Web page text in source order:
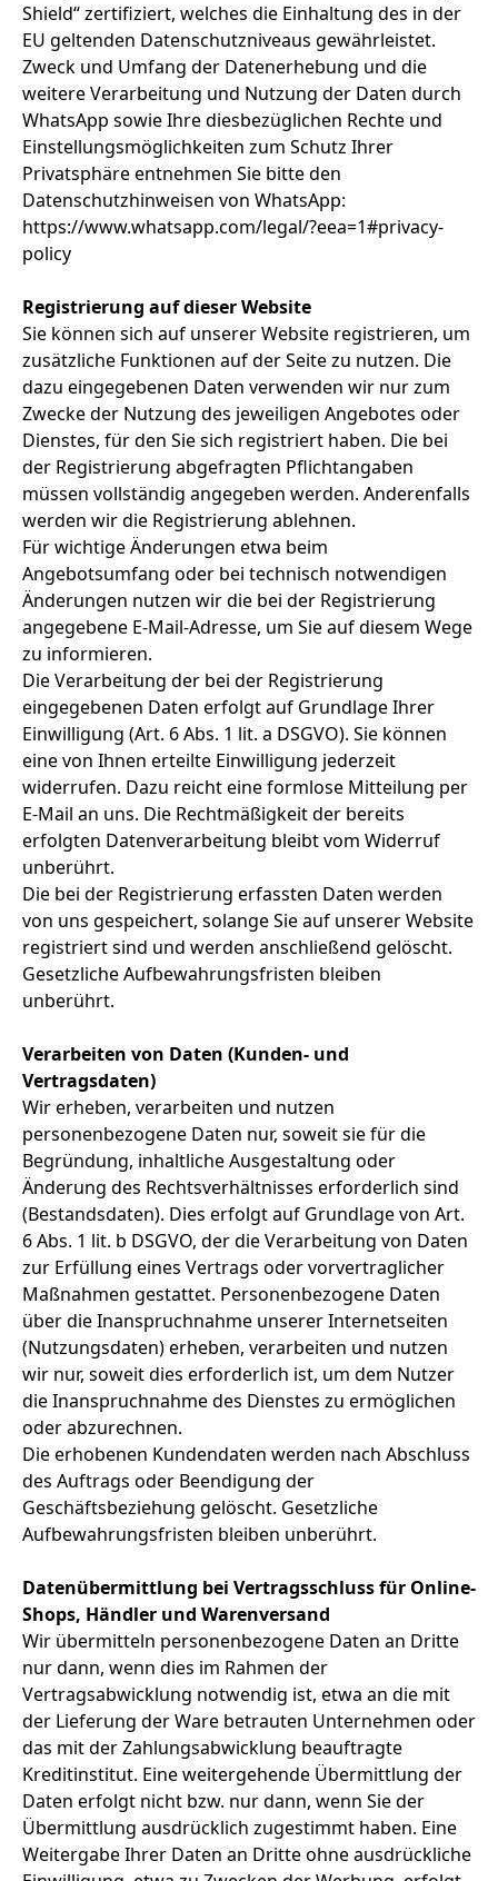
Shield“ zertifiziert, welches die Einhaltung des in der
EU geltenden Datenschutzniveaus gewährleistet.
Zweck und Umfang der Datenerhebung und die
weitere Verarbeitung und Nutzung der Daten durch
WhatsApp sowie Ihre diesbezüglichen Rechte und
Einstellungsmöglichkeiten zum Schutz Ihrer
Privatsphäre entnehmen Sie bitte den
Datenschutzhinweisen von WhatsApp:
https://www.whatsapp.com/legal/?eea=1#privacy-
policy
Registrierung auf dieser Website
Sie können sich auf unserer Website registrieren, um
zusätzliche Funktionen auf der Seite zu nutzen. Die
dazu eingegebenen Daten verwenden wir nur zum
Zwecke der Nutzung des jeweiligen Angebotes oder
Dienstes, für den Sie sich registriert haben. Die bei
der Registrierung abgefragten Pflichtangaben
müssen vollständig angegeben werden. Anderenfalls
werden wir die Registrierung ablehnen.
Für wichtige Änderungen etwa beim
Angebotsumfang oder bei technisch notwendigen
Änderungen nutzen wir die bei der Registrierung
angegebene E-Mail-Adresse, um Sie auf diesem Wege
zu informieren.
Die Verarbeitung der bei der Registrierung
eingegebenen Daten erfolgt auf Grundlage Ihrer
Einwilligung (Art. 6 Abs. 1 lit. a DSGVO). Sie können
eine von Ihnen erteilte Einwilligung jederzeit
widerrufen. Dazu reicht eine formlose Mitteilung per
E-Mail an uns. Die Rechtmäßigkeit der bereits
erfolgten Datenverarbeitung bleibt vom Widerruf
unberührt.
Die bei der Registrierung erfassten Daten werden
von uns gespeichert, solange Sie auf unserer Website
registriert sind und werden anschließend gelöscht.
Gesetzliche Aufbewahrungsfristen bleiben
unberührt.
Verarbeiten von Daten (Kunden- und
Vertragsdaten)
Wir erheben, verarbeiten und nutzen
personenbezogene Daten nur, soweit sie für die
Begründung, inhaltliche Ausgestaltung oder
Änderung des Rechtsverhältnisses erforderlich sind
(Bestandsdaten). Dies erfolgt auf Grundlage von Art.
6 Abs. 1 lit. b DSGVO, der die Verarbeitung von Daten
zur Erfüllung eines Vertrags oder vorvertraglicher
Maßnahmen gestattet. Personenbezogene Daten
über die Inanspruchnahme unserer Internetseiten
(Nutzungsdaten) erheben, verarbeiten und nutzen
wir nur, soweit dies erforderlich ist, um dem Nutzer
die Inanspruchnahme des Dienstes zu ermöglichen
oder abzurechnen.
Die erhobenen Kundendaten werden nach Abschluss
des Auftrags oder Beendigung der
Geschäftsbeziehung gelöscht. Gesetzliche
Aufbewahrungsfristen bleiben unberührt.
Datenübermittlung bei Vertragsschluss für Online-
Shops, Händler und Warenversand
Wir übermitteln personenbezogene Daten an Dritte
nur dann, wenn dies im Rahmen der
Vertragsabwicklung notwendig ist, etwa an die mit
der Lieferung der Ware betrauten Unternehmen oder
das mit der Zahlungsabwicklung beauftragte
Kreditinstitut. Eine weitergehende Übermittlung der
Daten erfolgt nicht bzw. nur dann, wenn Sie der
Übermittlung ausdrücklich zugestimmt haben. Eine
Weitergabe Ihrer Daten an Dritte ohne ausdrückliche